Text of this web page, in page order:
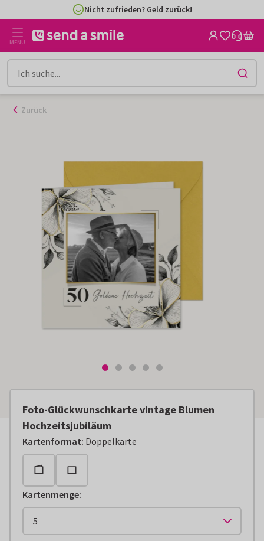
Inhalt
gehen
Nicht zufrieden? Geld zurück!
MENÜ
Zurück
Foto-Glückwunschkarte vintage Blumen
Hochzeitsjubiläum
Kartenformat: Doppelkarte
Kartenmenge: